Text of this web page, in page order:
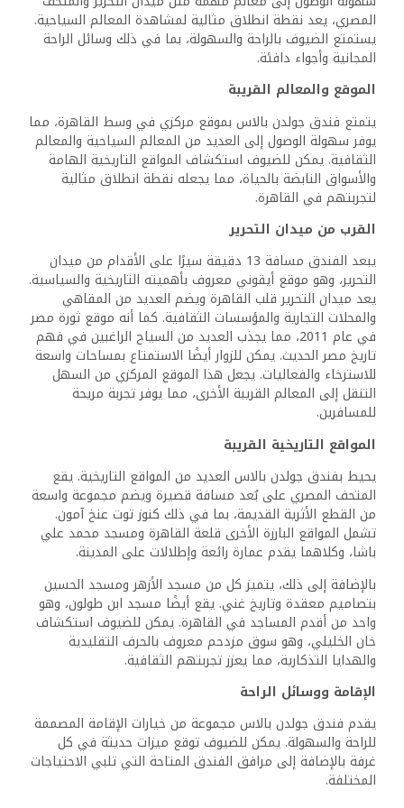
المصري، يعد نقطة انطلاق مثالية لمشاهدة المعالم السياحية.
يستمتع الضيوف بالراحة والسهولة، بما في ذلك وسائل الراحة
المجانية وأجواء دافئة.
الموقع والمعالم القريبة
يتمتع فندق جولدن بالاس بموقع مركزي في وسط القاهرة، مما
يوفر سهولة الوصول إلى العديد من المعالم السياحية والمعالم
الثقافية. يمكن للضيوف استكشاف المواقع التاريخية الهامة
والأسواق النابضة بالحياة، مما يجعله نقطة انطلاق مثالية
لتجربتهم في القاهرة.
القرب من ميدان التحرير
يبعد الفندق مسافة 13 دقيقة سيرًا على الأقدام من ميدان
التحرير، وهو موقع أيقوني معروف بأهميته التاريخية والسياسية.
يعد ميدان التحرير قلب القاهرة ويضم العديد من المقاهي
والمحلات التجارية والمؤسسات الثقافية. كما أنه موقع ثورة مصر
في عام 2011، مما يجذب العديد من السياح الراغبين في فهم
تاريخ مصر الحديث. يمكن للزوار أيضًا الاستمتاع بمساحات واسعة
للاسترخاء والفعاليات. يجعل هذا الموقع المركزي من السهل
التنقل إلى المعالم القريبة الأخرى، مما يوفر تجربة مريحة
للمسافرين.
المواقع التاريخية القريبة
يحيط بفندق جولدن بالاس العديد من المواقع التاريخية. يقع
المتحف المصري على بُعد مسافة قصيرة ويضم مجموعة واسعة
من القطع الأثرية القديمة، بما في ذلك كنوز توت عنخ آمون.
تشمل المواقع البارزة الأخرى قلعة القاهرة ومسجد محمد علي
باشا، وكلاهما يقدم عمارة رائعة وإطلالات على المدينة.
بالإضافة إلى ذلك، يتميز كل من مسجد الأزهر ومسجد الحسين
بتصاميم معقدة وتاريخ غني. يقع أيضًا مسجد ابن طولون، وهو
واحد من أقدم المساجد في القاهرة. يمكن للضيوف استكشاف
خان الخليلي، وهو سوق مزدحم معروف بالحرف التقليدية
والهدايا التذكارية، مما يعزز تجربتهم الثقافية.
الإقامة ووسائل الراحة
يقدم فندق جولدن بالاس مجموعة من خيارات الإقامة المصممة
للراحة والسهولة. يمكن للضيوف توقع ميزات حديثة في كل
غرفة بالإضافة إلى مرافق الفندق المتاحة التي تلبي الاحتياجات
المختلفة.